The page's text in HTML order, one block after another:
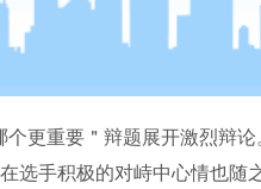
更重要＂辩题展开激烈辩
选手积极的对峙中心情也随